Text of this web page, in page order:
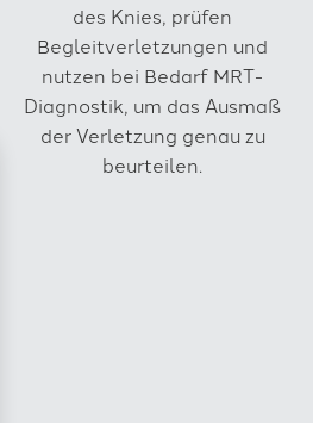
des Knies, prüfen
Begleitverletzungen und
nutzen bei Bedarf MRT-
Diagnostik, um das Ausmaß
der Verletzung genau zu
beurteilen.